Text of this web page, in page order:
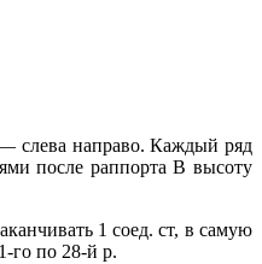
слева направо. Каждый ряд
после раппорта В высоту
1 соед. ст, в самую
го по 28-й р.